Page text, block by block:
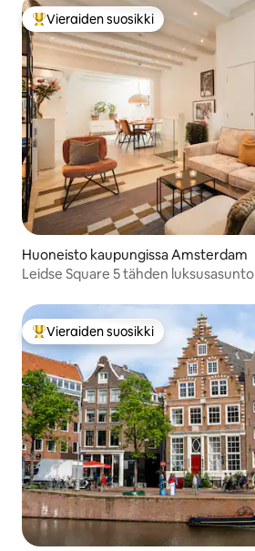
Vieraiden suosikkien parhaimmistoa
Vieraiden suosikki
Huoneisto kaupungissa Amsterdam
Leidse Square 5 tähden luksusasunto
Vieraiden suosikkien parhaimmistoa
Vieraiden suosikki